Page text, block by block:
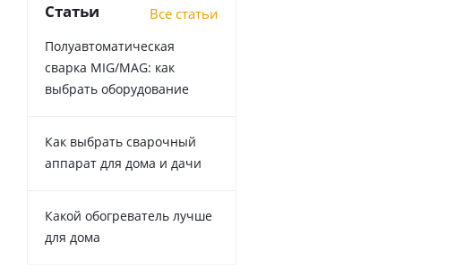
Статьи Все статьи
Полуавтоматическая
сварка MIG/MAG: как
выбрать оборудование
Как выбрать сварочный
аппарат для дома и дачи
Какой обогреватель лучше
для дома